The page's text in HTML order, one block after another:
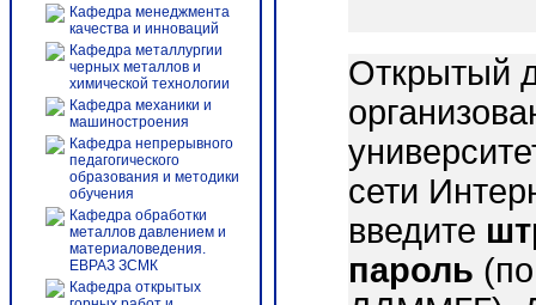
Кафедра менеджмента
качества и инноваций
Кафедра металлургии
черных металлов и
химической технологии
Кафедра механики и
машиностроения
Кафедра непрерывного
педагогического
образования и методики
обучения
Кафедра обработки
металлов давлением и
материаловедения.
ЕВРАЗ ЗСМК
Кафедра открытых
Открытый
сети
введите
пароль